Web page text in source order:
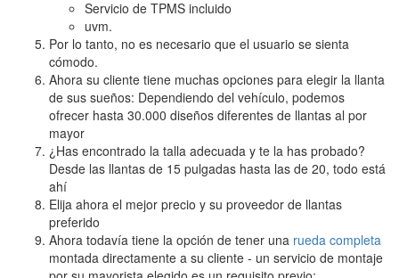
Servicio de TPMS incluido
uvm.
Por lo tanto, no es necesario que el usuario se sienta
cómodo.
Ahora su cliente tiene muchas opciones para elegir la llanta
de sus sueños: Dependiendo del vehículo, podemos
ofrecer hasta 30.000 diseños diferentes de llantas al por
mayor
¿Has encontrado la talla adecuada y te la has probado?
Desde las llantas de 15 pulgadas hasta las de 20, todo está
ahí
Elija ahora el mejor precio y su proveedor de llantas
preferido
Ahora todavía tiene la opción de tener una rueda completa
montada directamente a su cliente - un servicio de montaje